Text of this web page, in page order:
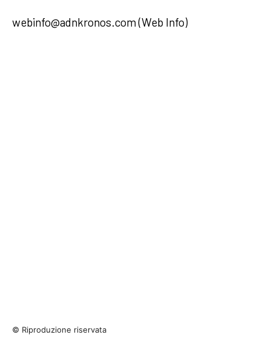
webinfo@adnkronos.com (Web Info)
© Riproduzione riservata